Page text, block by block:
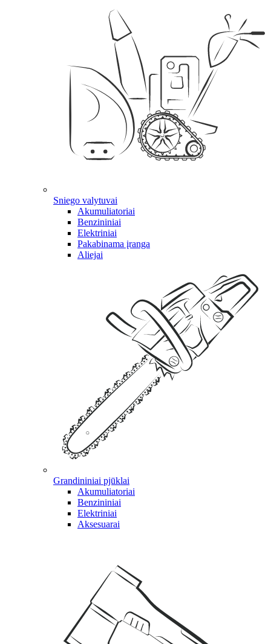
Sniego valytuvai
Akumuliatoriai
Benzininiai
Elektriniai
Pakabinama įranga
Aliejai
Grandininiai pjūklai
Akumuliatoriai
Benzininiai
Elektriniai
Aksesuarai